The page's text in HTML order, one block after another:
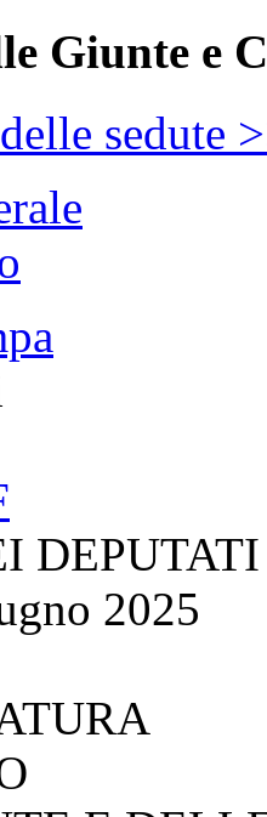
Giunte e
sedute
DEPUTATI
2025